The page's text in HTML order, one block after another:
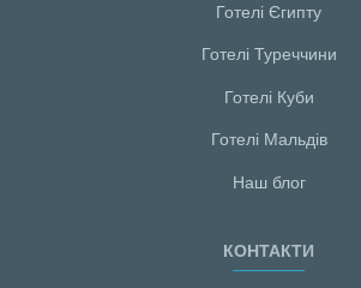
Готелі Єгипту
Готелі Туреччини
Готелі Куби
Готелі Мальдiв
Наш блог
КОНТАКТИ